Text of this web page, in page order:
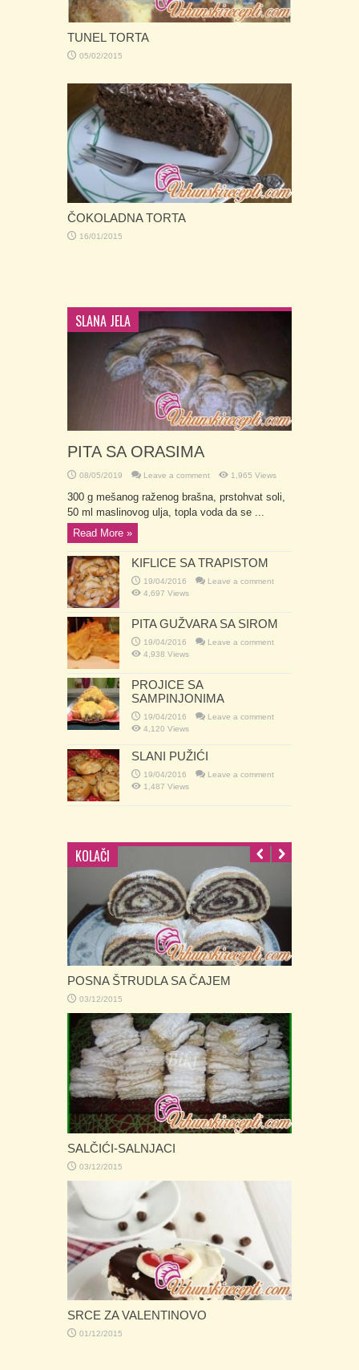
KOKOS TORTA
22/12/2014
TORTA MEDENO SRCE POSNA
22/12/2014
SLANA JELA
PITA SA ORASIMA
08/05/2019 Leave a comment 1,965 Views
300 g mešanog raženog brašna, prstohvat soli,
50 ml maslinovog ulja, topla voda da se ...
Read More »
KIFLICE SA TRAPISTOM
19/04/2016
Leave a comment
4,697 Views
PITA GUŽVARA SA SIROM
19/04/2016
Leave a comment
4,938 Views
PROJICE SA
SAMPINJONIMA
19/04/2016
Leave a comment
4,120 Views
SLANI PUŽIĆI
19/04/2016
Leave a comment
1,487 Views
KOLAČI
CVIJETNI MEDALJONI
01/12/2015
IŠLERI
18/10/2015
ROLOVANI KOLAČ
15/10/2015